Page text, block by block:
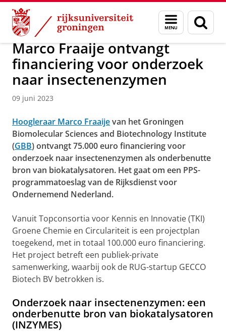
Skip
Content
Skip
Navigation
Menu
en
zoeken
Over ons Faculty of Science and Engineering Nieuws
Marco Fraaije ontvangt
financiering voor onderzoek
naar insectenenzymen
09 juni 2023
Hoogleraar Marco Fraaijevan het Groningen
Biomolecular Sciences and Biotechnology Institute
(GBB) ontvangt 75.000 euro financiering voor
onderzoek naar insectenenzymen als onderbenutte
bron van biokatalysatoren. Het gaat om een PPS-
programmatoeslag van de Rijksdienst voor
Ondernemend Nederland.
Vanuit Topconsortia voor Kennis en Innovatie (TKI)
Groene Chemie en Circulariteit is een projectplan
toegekend, met in totaal 100.000 euro financiering.
Het project betreft een publiek-private
samenwerking, waarbij ook de RUG-startup GECCO
Biotech BV betrokken is.
Onderzoek naar insectenenzymen: een
onderbenutte bron van biokatalysatoren
(INZYMES)